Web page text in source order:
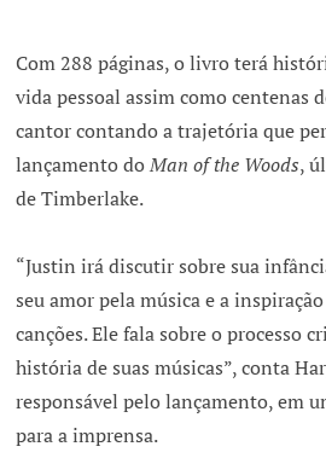
Com 288 páginas, o livro terá
vida pessoal assim como centenas
cantor contando a trajetória que
lançamento doMan of the Woods,
de Timberlake.
“Justin irá discutir sobre sua
seu amor pela música e a
canções. Ele fala sobre o processo
história de suas músicas”, conta
responsável pelo lançamento, em
para a imprensa.